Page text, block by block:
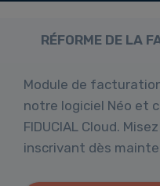
RÉFORME DE LA
Module de
notre logiciel Néo et
FIDUCIAL Cloud.
inscrivant dès